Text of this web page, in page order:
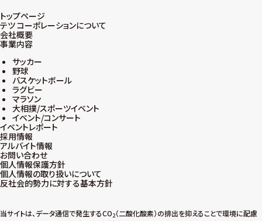
トップページ
テツ コーポレーションについて
会社概要
事業内容
サッカー
野球
バスケットボール
ラグビー
マラソン
大相撲/スポーツイベント
イベント/コンサート
イベントレポート
採用情報
アルバイト情報
お問い合わせ
個人情報保護方針
個人情報の取り扱いについて
反社会的勢力に対する基本方針
当サイトは、データ通信で発生するCO2（二酸化酸素）の排出を抑えることで環境に配慮